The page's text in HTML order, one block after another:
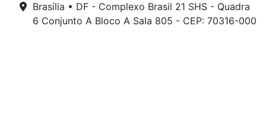
Brasília • DF - Complexo Brasil 21 SHS - Quadra
6 Conjunto A Bloco A Sala 805 - CEP: 70316-000